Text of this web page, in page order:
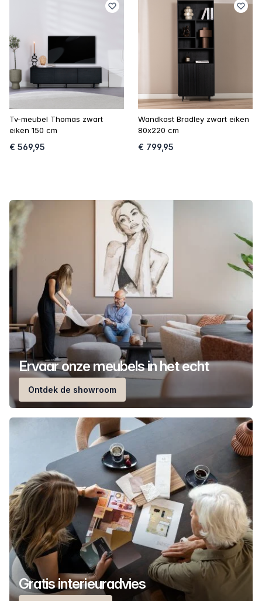
Tv-meubel Thomas zwart
eiken 150 cm
€ 569,95
Wandkast Bradley zwart eiken
80x220 cm
€ 799,95
Ervaar onze meubels in het echt
Ontdek de showroom
Gratis interieuradvies